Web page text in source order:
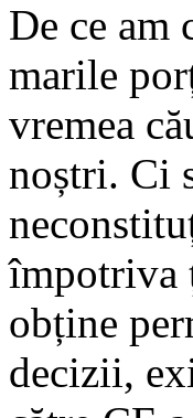
De ce am
marile
vremea
noștri. Ci
împotriva
obține
decizii,